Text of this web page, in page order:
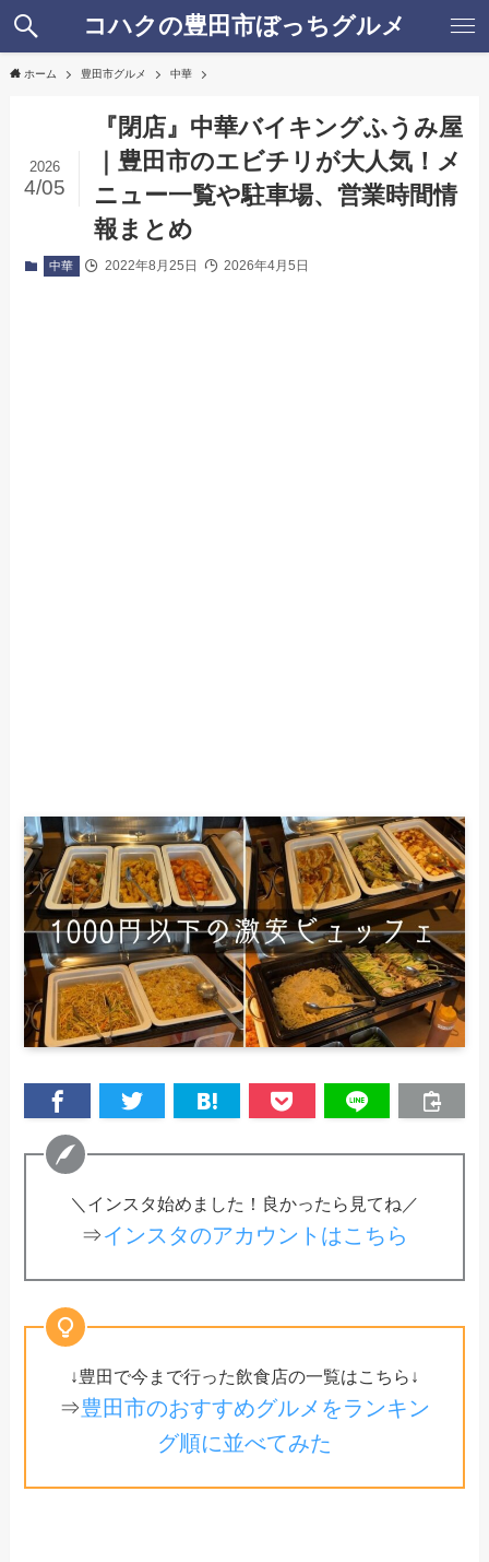
コハクの豊田市ぼっちグルメ
ホーム 豊田市グルメ 中華
『閉店』中華バイキングふうみ屋
｜豊田市のエビチリが大人気！メ
ニュー一覧や駐車場、営業時間情
報まとめ
2026
4/05
中華 2022年8月25日 2026年4月5日
＼インスタ始めました！良かったら見てね／
⇒インスタのアカウントはこちら
↓豊田で今まで行った飲食店の一覧はこちら↓
⇒豊田市のおすすめグルメをランキン
グ順に並べてみた